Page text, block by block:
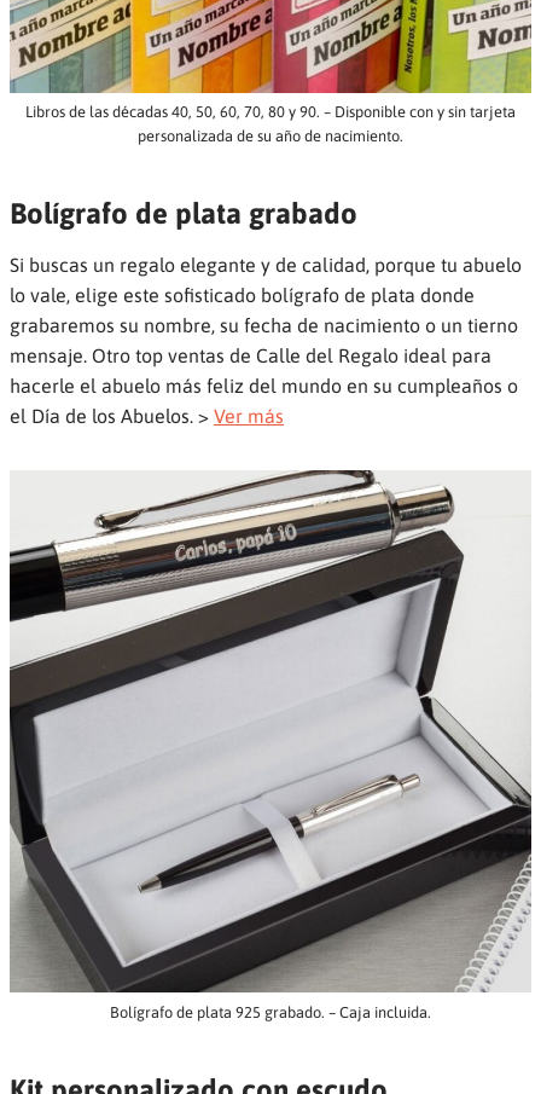
Libros de las décadas 40, 50, 60, 70, 80 y 90. – Disponible con y sin tarjeta
personalizada de su año de nacimiento.
Bolígrafo de plata grabado
Si buscas un regalo elegante y de calidad, porque tu abuelo
lo vale, elige este sofisticado bolígrafo de plata donde
grabaremos su nombre, su fecha de nacimiento o un tierno
mensaje. Otro top ventas de Calle del Regalo ideal para
hacerle el abuelo más feliz del mundo en su cumpleaños o
el Día de los Abuelos. > Ver más
Bolígrafo de plata 925 grabado. – Caja incluida.